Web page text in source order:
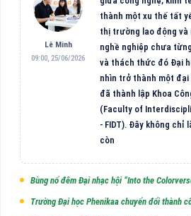
Lê Minh
09:00, 25/06/2026
thành một xu thế tất
thị trường lao động và
nghề nghiệp chưa
và thách thức đó Đại
nhìn trở thành một
đã thành lập Khoa
(Faculty of
- FIDT). Đây không chỉ
còn
Bùng nổ đêm Đại nhạc hội “Into the
Trường Đại học Phenikaa chuyển đổi thành